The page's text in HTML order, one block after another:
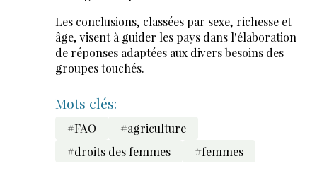
Les conclusions, classées par sexe, richesse et
âge, visent à guider les pays dans l'élaboration
de réponses adaptées aux divers besoins des
groupes touchés.
Mots clés:
#FAO
#agriculture
#droits des femmes
#femmes